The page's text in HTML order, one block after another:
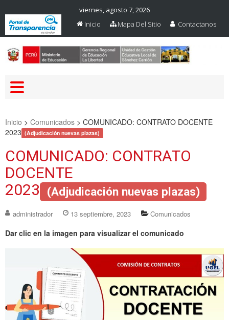
viernes, agosto 7, 2026
Inicio
Mapa Del Sitio Contactanos
Inicio > Comunicados > COMUNICADO: CONTRATO DOCENTE
2023 (Adjudicación nuevas plazas)
COMUNICADO: CONTRATO
DOCENTE
2023
(Adjudicación nuevas plazas)
administrador 13 septiembre, 2023 Comunicados
Dar clic en la imagen para visualizar el comunicado